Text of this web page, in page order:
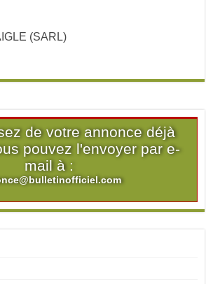
(SARL)
de votre annonce déjà
pouvez l'envoyer par e-
mail à :